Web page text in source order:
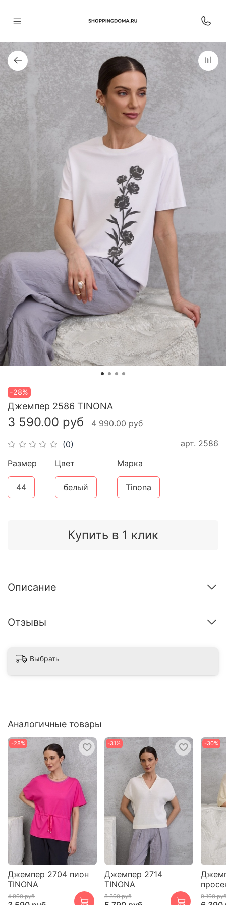
-28%
(0) арт. 2586
Джемпер 2586 TINONA
3 590.00 руб 4 990.00 руб
Купить в 1 клик
Размер
44
Цвет
белый
Марка
Tinona
Описание
Отзывы
Выбрать
Аналогичные товары
-28%
Джемпер 2704 пион
TINONA
4 990 руб
-31%
Джемпер 2714
TINONA
8 390 руб
-30%
9 190